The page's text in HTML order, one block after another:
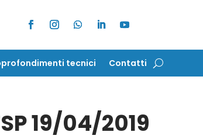
tecnici Contatti
tecnici Contatti
19/04/2019